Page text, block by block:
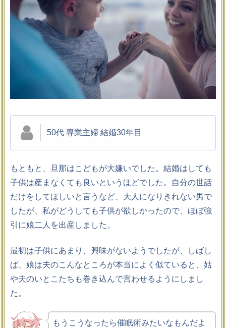
50代 専業主婦 結婚30年目
もともと、旦那はこどもが大嫌いでした。結婚はしても
子供は産まなくても良いというほどでした。自分の世話
だけをしてほしいと言うなど、大人になりきれない男で
したが、私がどうしても子供が欲しかったので、ほぼ強
引に娘二人を出産しました。
最初は子供にあまり、興味がないようでしたが、しばし
ば、娘は夫のこんなところが本当によく似ていると、姑
や夫のいとこたちも巻き込んで言わせるようにしまし
た。
もうこうなったら催眠術みたいなもんだよ